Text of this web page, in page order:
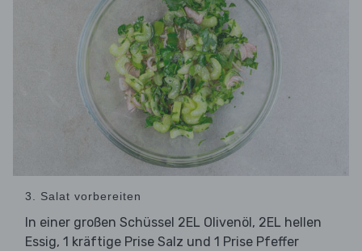
3. Salat vorbereiten
In einer großen Schüssel 2EL Olivenöl, 2EL hellen
Essig, 1 kräftige Prise Salz und 1 Prise Pfeffer